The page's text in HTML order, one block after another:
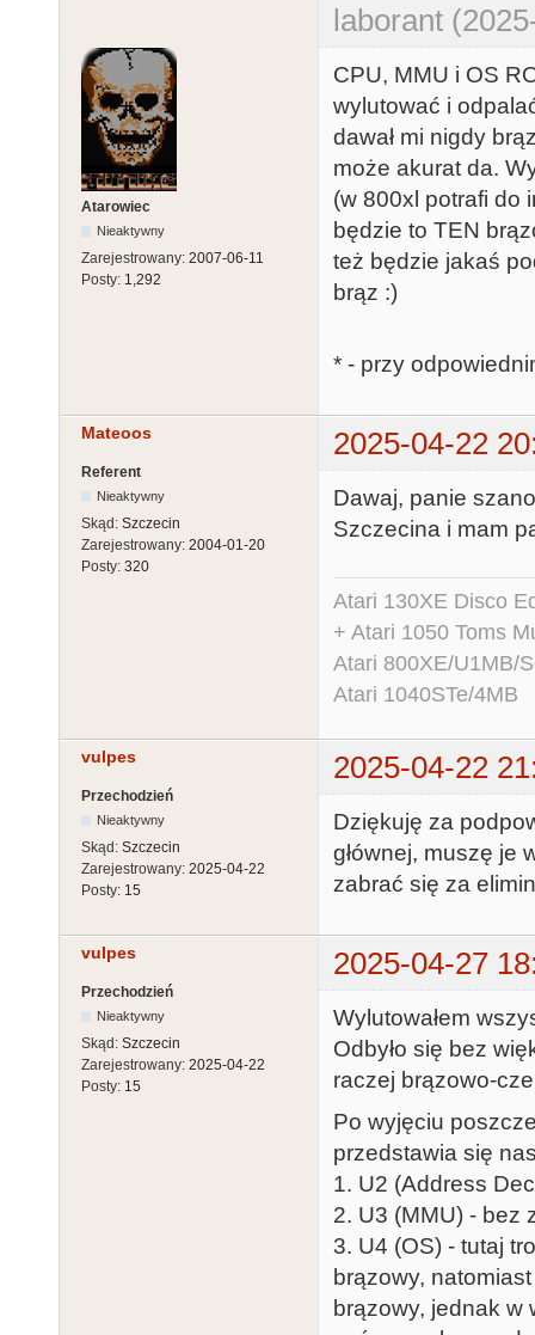
laborant
Atarowiec
Nieaktywny
Zarejestrowany: 2007-06-11
Posty: 1,292
CPU, MMU i OS
wylutować i
dawał mi nigdy
może akurat da.
(w 800xl potrafi do
będzie to TEN
też będzie jakaś
brąz :)
* - przy
Mateoos 2025-04-22
Referent
Nieaktywny
Skąd: Szczecin
Zarejestrowany: 2004-01-20
Posty: 320
Dawaj, panie
Szczecina i mam
Atari 130XE Disco
+ Atari 1050 Toms
Atari 800XE/U1MB/
Atari 1040STe/4MB
vulpes 2025-04-22
Przechodzień
Nieaktywny
Skąd: Szczecin
Zarejestrowany: 2025-04-22
Posty: 15
Dziękuję za
głównej, muszę je
zabrać się za
vulpes 2025-04-27
Przechodzień
Nieaktywny
Skąd: Szczecin
Zarejestrowany: 2025-04-22
Posty: 15
Wylutowałem
Odbyło się bez
raczej brązowo-
Po wyjęciu
przedstawia się
1. U2 (Address
2. U3 (MMU) - bez
3. U4 (OS) - tutaj
brązowy,
brązowy, jednak w